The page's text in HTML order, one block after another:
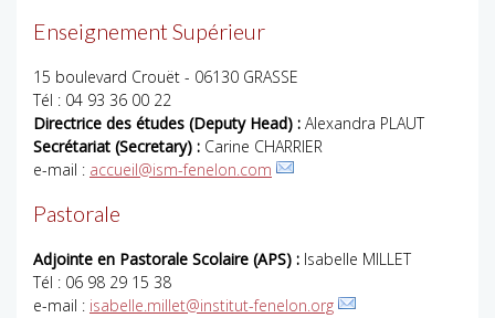
Enseignement Supérieur
15 boulevard Crouët - 06130 GRASSE
Tél : 04 93 36 00 22
Directrice des études (Deputy Head) : Alexandra PLAUT
Secrétariat (Secretary) : Carine CHARRIER
e-mail : accueil@ism-fenelon.com
Pastorale
Adjointe en Pastorale Scolaire (APS) : Isabelle MILLET
Tél : 06 98 29 15 38
e-mail : isabelle.millet@institut-fenelon.org